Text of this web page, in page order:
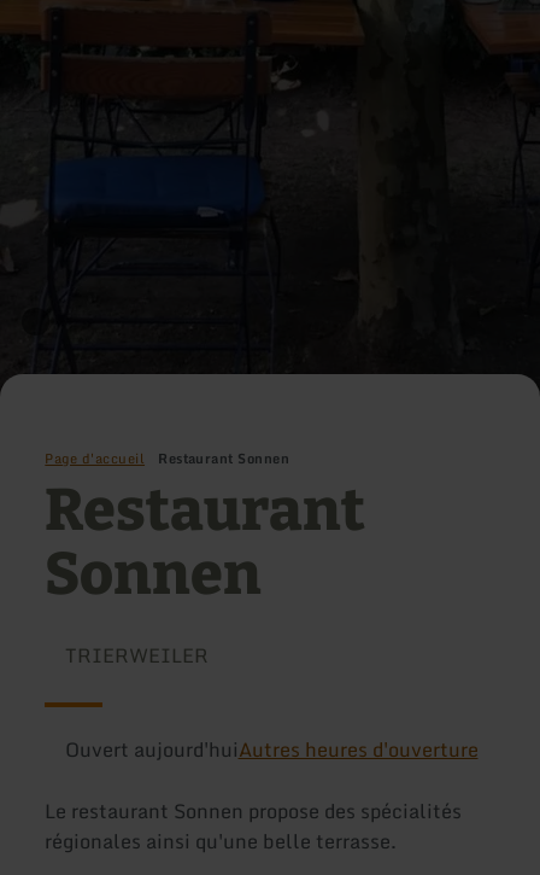
Page d'accueil Restaurant Sonnen
Restaurant
Sonnen
TRIERWEILER
Ouvert aujourd'huiAutres heures d'ouverture
Le restaurant Sonnen propose des spécialités
régionales ainsi qu'une belle terrasse.